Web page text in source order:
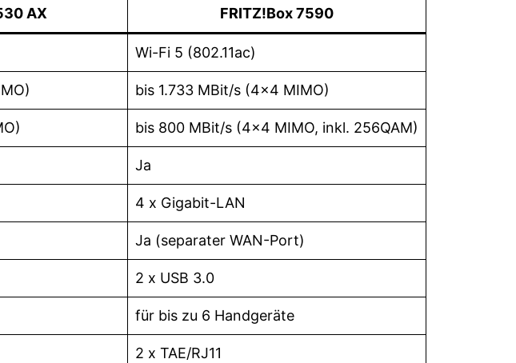
AX FRITZ!Box 7590
Wi-Fi 5 (802.11ac)
bis 1.733 MBit/s (4×4 MIMO)
bis 800 MBit/s (4×4 MIMO, inkl. 256QAM)
Ja
4 x Gigabit-LAN
Ja (separater WAN-Port)
2 x USB 3.0
für bis zu 6 Handgeräte
2 x TAE/RJ11